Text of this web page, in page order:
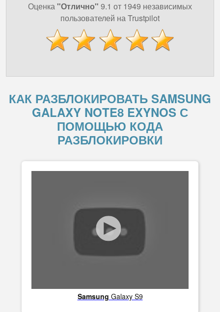
Оценка"Отлично" 9.1 от 1949 независимых
пользователей на Trustpilot
КАК РАЗБЛОКИРОВАТЬ SAMSUNG
GALAXY NOTE8 EXYNOS С
ПОМОЩЬЮ КОДА
РАЗБЛОКИРОВКИ
Samsung Galaxy S9